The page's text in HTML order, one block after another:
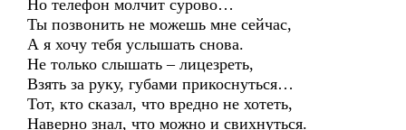
Но телефон молчит сурово…
Ты позвонить не можешь мне сейчас,
А я хочу тебя услышать снова.
Не только слышать – лицезреть,
Взять за руку, губами прикоснуться…
Тот, кто сказал, что вредно не хотеть,
Наверно знал, что можно и свихнуться.